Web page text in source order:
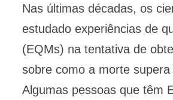
Nas últimas décadas, os
estudado experiências de
(EQMs) na tentativa de
sobre como a morte supera
Algumas pessoas que têm